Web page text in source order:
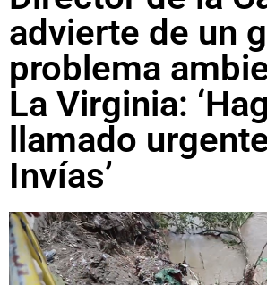
advierte de un
problema
La Virginia:
llamado
Invías’